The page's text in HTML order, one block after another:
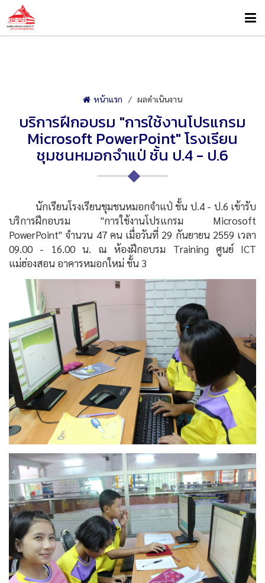
หน้าแรก ผลดำเนินงาน
บริการฝึกอบรม "การใช้งานโปรแกรม
Microsoft PowerPoint" โรงเรียน
ชุมชนหมอกจำแป่ ชั้น ป.4 - ป.6
นักเรียนโรงเรียนชุมชนหมอกจำแป่ ชั้น ป.4 - ป.6 เข้ารับ
บริการฝึกอบรม "การใช้งานโปรแกรม Microsoft
PowerPoint" จำนวน 47 คน เมื่อวันที่ 29 กันยายน 2559 เวลา
09.00 - 16.00 น. ณ ห้องฝึกอบรม Training ศูนย์ ICT
แม่ฮ่องสอน อาคารหมอกใหม่ ชั้น 3